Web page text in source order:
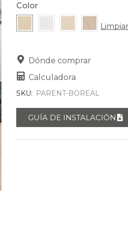
Color
Limpiar
Dónde comprar
Calculadora
SKU: PARENT-BOREAL
GUÍA DE INSTALACIÓN